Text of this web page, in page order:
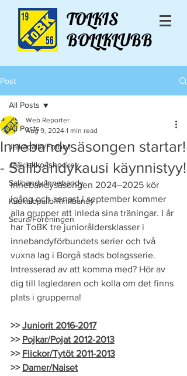
TOLKIS
BOLLKLUBB
Post
All Posts
Jalkapallo/Fotboll
Jääkiekko/Ishockey
Salibandy/Innebandy
Kaukalopallo/Rinkbandy
Seura/Föreningen
All Posts
Innebandysäsongen startar!
- Salibandykausi käynnistyy!
Web Reporter
Aug 9, 2024 1 min read
Innebandysäsongen 2024–2025 kör
igång och senast i september kommer
alla grupper att inleda sina träningar. I år
har ToBK tre junioråldersklasser i
innebandyförbundets serier och två
vuxna lag i Borgå stads bolagsserie.
Intresserad av att komma med? Hör av
dig till lagledaren och kolla om det finns
plats i grupperna!
>> Juniorit 2016-2017
>> Pojkar/Pojat 2012-2013
>> Flickor/Tytöt 2011-2013
>> Damer/Naiset